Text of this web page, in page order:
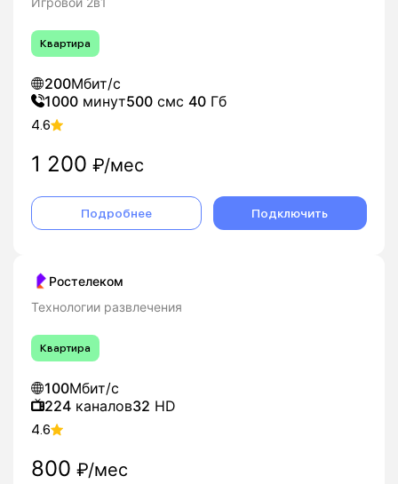
Квартира
200Мбит/с
1000 минут500 смс 40 Гб
4.6
1 200 ₽/мес
Подробнее Подключить
Ростелеком
Технологии развлечения
Квартира
100Мбит/с
224 каналов32 HD
4.6
800 ₽/мес